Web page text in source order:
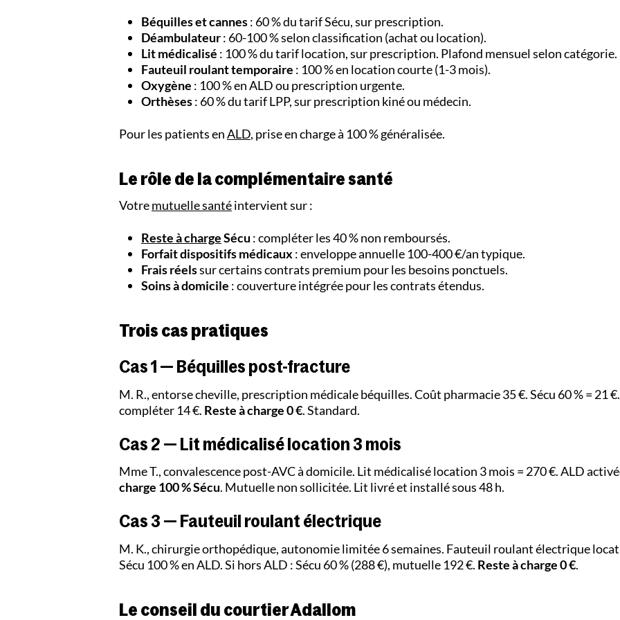
Béquilles et cannes: 60 % du tarif Sécu, sur prescription.
Déambulateur: 60-100 % selon classification (achat ou location).
Lit médicalisé : 100 % du tarif location, sur prescription. Plafond mensuel selon catégorie.
Fauteuil roulant temporaire : 100 % en location courte (1-3 mois).
Oxygène : 100 % en ALD ou prescription urgente.
Orthèses: 60 % du tarif LPP, sur prescription kiné ou médecin.
Pour les patients enALD, prise en charge à 100 % généralisée.
Le rôle de la complémentaire santé
Votremutuelle santéintervient sur :
Reste à chargeSécu : compléter les 40 % non remboursés.
Forfait dispositifs médicaux: enveloppe annuelle 100-400 €/an typique.
Frais réelssur certains contrats premium pour les besoins ponctuels.
Soins à domicile : couverture intégrée pour les contrats étendus.
Trois cas pratiques
Cas 1 — Béquilles post-fracture
M. R., entorse cheville, prescription médicale béquilles. Coût pharmacie 35 €. Sécu 60 % = 21
compléter 14 €. Reste à charge 0 €. Standard.
Cas 2 — Lit médicalisé location 3 mois
Mme T., convalescence post-AVC à domicile. Lit médicalisé location 3 mois = 270 €. ALD
charge 100 % Sécu. Mutuelle non sollicitée. Lit livré et installé sous 48 h.
Cas 3 — Fauteuil roulant électrique
M. K., chirurgie orthopédique, autonomie limitée 6 semaines. Fauteuil roulant électrique
Sécu 100 % en ALD. Si hors ALD : Sécu 60 % (288 €), mutuelle 192 €. Reste à charge 0 €.
Le conseil du courtier Adallom